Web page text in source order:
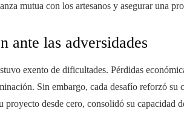
mutua con los artesanos y asegurar una
ante las adversidades
exento de dificultades. Pérdidas
Sin embargo, cada desafío reforzó su
desde cero, consolidó su capacidad